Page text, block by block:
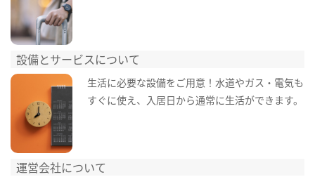
設備とサービスについて
生活に必要な設備をご用意！水道やガス・電気も
すぐに使え、入居日から通常に生活ができます。
運営会社について